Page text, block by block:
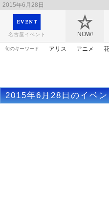
2015年6月28日
映画や音楽コンサート、レジャーやアー
屋のイベント情報を幅広く掲載
名古屋イベント NOW!
旬のキーワード アリス アニメ 花
2015年6月28日のイベ